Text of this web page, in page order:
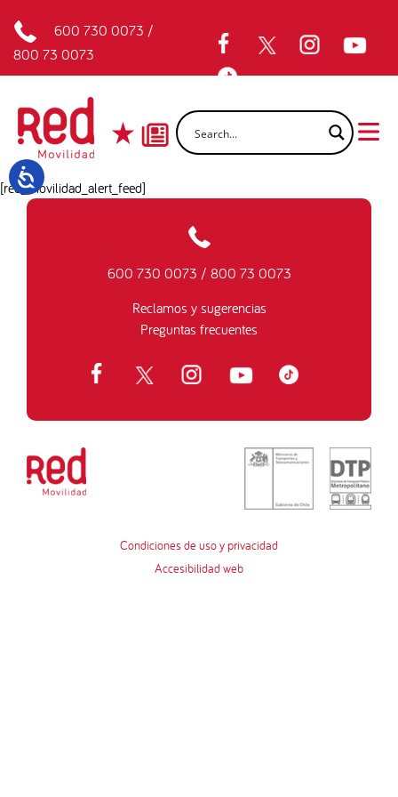
600 730 0073 /
800 73 0073
[red_movilidad_alert_feed]
600 730 0073 / 800 73 0073
Reclamos y sugerencias
Preguntas frecuentes
Condiciones de uso y privacidad
Accesibilidad web